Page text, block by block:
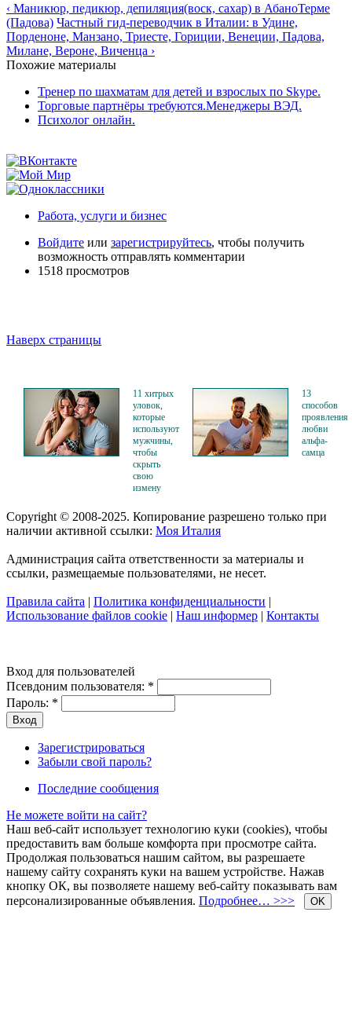
‹ Маникюр, педикюр, депиляция(воск, сахар) в АбаноТерме
(Падова) Частный гид-переводчик в Италии: в Удине,
Порденоне, Манзано, Триесте, Гориции, Венеции, Падова,
Милане, Вероне, Виченца ›
Похожие материалы
Тренер по шахматам для детей и взрослых по Skype.
Торговые партнёры требуются.Менеджеры ВЭД.
Психолог онлайн.
Работа, услуги и бизнес
Войдите или зарегистрируйтесь, чтобы получить
возможность отправлять комментарии
1518 просмотров
Наверх страницы
11 хитрых
уловок,
которые
используют
мужчины,
чтобы
скрыть
свою
измену
13
способов
проявления
любви
альфа-
самца
Copyright © 2008-2025. Копирование разрешено только при
наличии активной ссылки: Моя Италия
Администрация сайта ответственности за материалы и
ссылки, размещаемые пользователями, не несет.
Правила сайта | Политика конфиденциальности |
Использование файлов cookie | Наш информер | Контакты
Вход для пользователей
Псевдоним пользователя: *
Пароль: *
Зарегистрироваться
Забыли свой пароль?
Последние сообщения
Не можете войти на сайт?
Наш веб-сайт использует технологию куки (cookies), чтобы
предоставить вам больше комфорта при просмотре сайта.
Продолжая пользоваться нашим сайтом, вы разрешаете
нашему сайту сохранять куки на вашем устройстве. Нажав
кнопку ОК, вы позволяете нашему веб-сайту показывать вам
персонализированные объявления. Подробнее… >>> OK